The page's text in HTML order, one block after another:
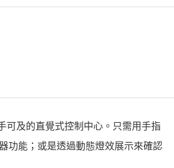
可及的直覺式控制中心。只需用手指
功能；或是透過動態燈效展示來確認